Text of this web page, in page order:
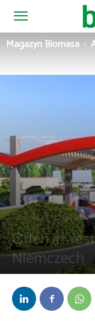
Magazyn
Magazyn Biomasa
Aktualności
Orlen
Niemczech
Przez Daria Lisiecka-